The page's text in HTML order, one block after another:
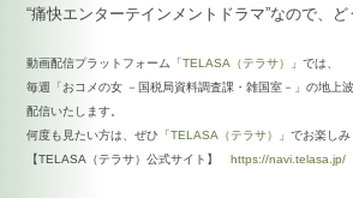
“痛快エンターテインメントドラマ”なので、ど
動画配信プラットフォーム「TELASA（テラサ）
」では、
毎週「おコメの女 －国税局資料調査課・雑国室－」の地上
配信いたします。
何度も見たい方は、ぜひ「TELASA（テラサ）
」でお楽しみ
【TELASA（テラサ）公式サイト】https://navi.telasa.jp/